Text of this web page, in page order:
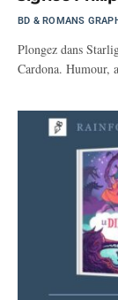
BD & ROMANS
Plongez dans
Cardona. Humour,